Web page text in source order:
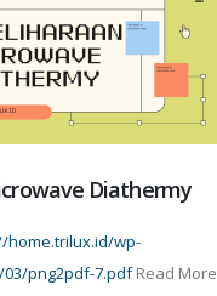
Diathermy
home.trilux.id/wp-
png2pdf-7.pdf Read More